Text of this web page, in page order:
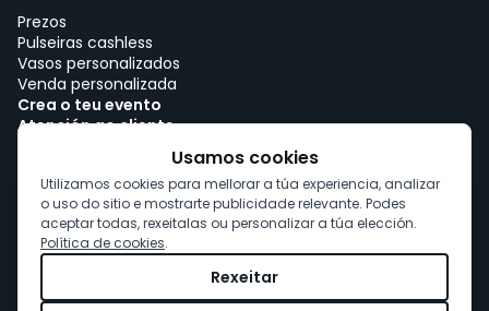
Prezos
Pulseiras cashless
Vasos personalizados
Venda personalizada
Crea o teu evento
Atención ao cliente
Traballar con woutick!
Consentimento de cookies
Usamos cookies
Utilizamos cookies para mellorar a túa experiencia, analizar
o uso do sitio e mostrarte publicidade relevante. Podes
aceptar todas, rexeitalas ou personalizar a túa elección.
Política de cookies.
Rexeitar